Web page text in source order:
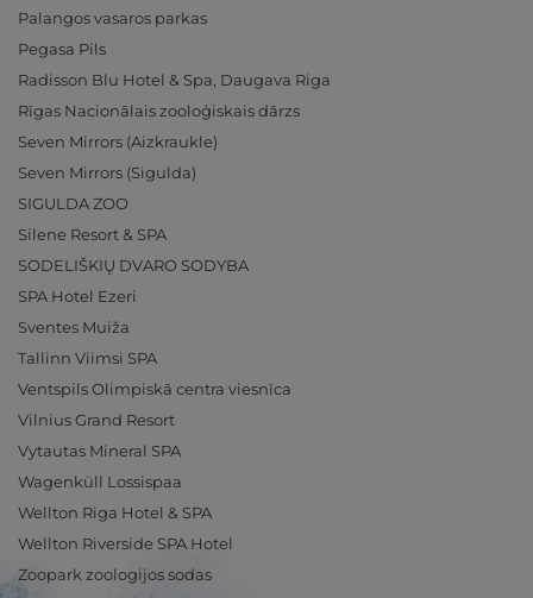
Palangos vasaros parkas
Pegasa Pils
Radisson Blu Hotel & Spa, Daugava Riga
Rīgas Nacionālais zooloģiskais dārzs
Seven Mirrors (Aizkraukle)
Seven Mirrors (Sigulda)
SIGULDA ZOO
Silene Resort & SPA
SODELIŠKIŲ DVARO SODYBA
SPA Hotel Ezeri
Sventes Muiža
Tallinn Viimsi SPA
Ventspils Olimpiskā centra viesnīca
Vilnius Grand Resort
Vytautas Mineral SPA
Wagenküll Lossispaa
Wellton Riga Hotel & SPA
Wellton Riverside SPA Hotel
Zoopark zoologijos sodas